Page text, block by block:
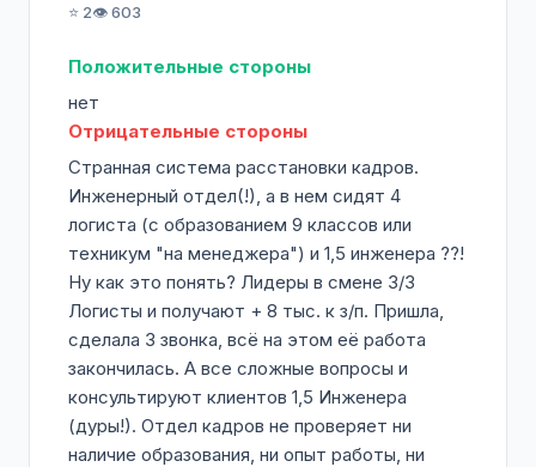
и ни за что!!! С поводом и без повода! Вы не
Если у вас дома произошло что-то
экстренное и вы вынуждены
отсутствовать на рабочем месте -
штрафы и увольнения! Зарплата серо-
чёрная... и с задержкой в 1,5-2 месяца.
Кроме того, есть там такой чудеснейший
порядок, согласно которому в случае
несчастного случая пострадавшего там
предполагается выкидывать за забор и
твердить, что оно само там валялось.
Кощунство... но чистая правда. И всё
перечисленное - это только цветочки!
⭐ 2👁️ 603
Положительные стороны
нет
Отрицательные стороны
Странная система расстановки кадров.
Инженерный отдел(!), а в нем сидят 4
логиста (с образованием 9 классов или
техникум "на менеджера") и 1,5 инженера ??!
Ну как это понять? Лидеры в смене 3/3
Логисты и получают + 8 тыс. к з/п. Пришла,
сделала 3 звонка, всё на этом её работа
закончилась. А все сложные вопросы и
консультируют клиентов 1,5 Инженера
(дуры!). Отдел кадров не проверяет ни
наличие образования, ни опыт работы, ни